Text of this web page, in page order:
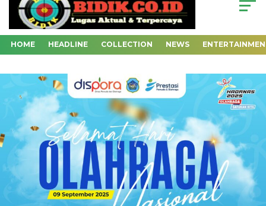
HOME HEADLINE COLLECTION NEWS